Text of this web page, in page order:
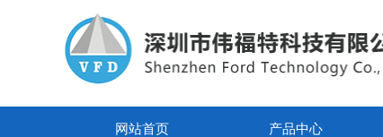
网站首页 产品中心